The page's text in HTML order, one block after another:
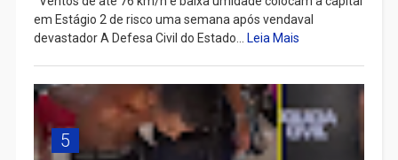
em Estágio 2 de risco uma semana após vendaval
devastador A Defesa Civil do Estado... Leia Mais
5